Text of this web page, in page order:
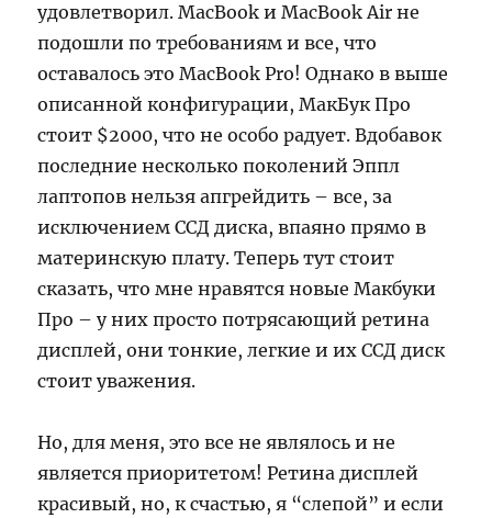
удовлетворил. MacBook и MacBook Air не
подошли по требованиям и все, что
оставалось это MacBook Pro! Однако в выше
описанной конфигурации, МакБук Про
стоит $2000, что не особо радует. Вдобавок
последние несколько поколений Эппл
лаптопов нельзя апгрейдить – все, за
исключением ССД диска, впаяно прямо в
материнскую плату. Теперь тут стоит
сказать, что мне нравятся новые Макбуки
Про – у них просто потрясающий ретина
дисплей, они тонкие, легкие и их ССД диск
стоит уважения.
Но, для меня, это все не являлось и не
является приоритетом! Ретина дисплей
красивый, но, к счастью, я “слепой” и если